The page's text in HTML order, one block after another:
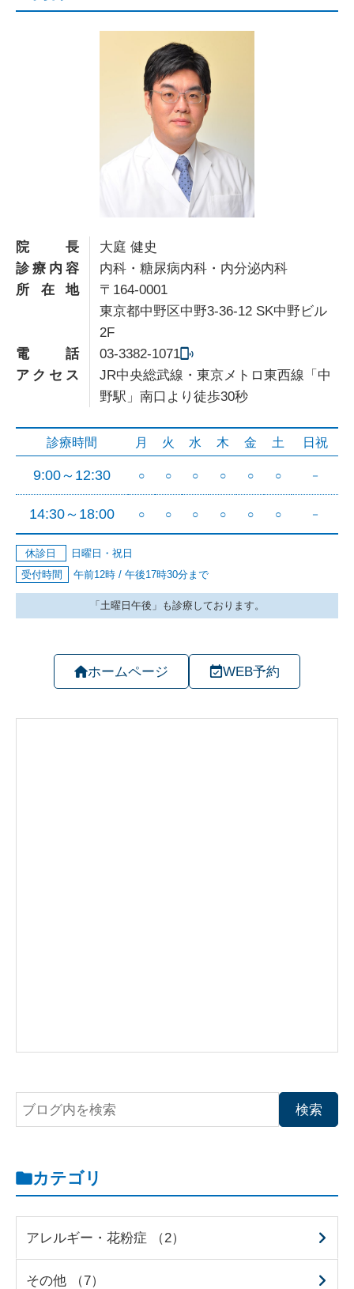
院長
大庭 健史
診療内容
内科・糖尿病内科・内分泌内科
所在地
〒164-0001
東京都中野区中野3-36-12 SK中野ビル
2F
電話
03-3382-1071
アクセス
JR中央総武線・東京メトロ東西線「中
野駅」南口より徒歩30秒
ホームページ WEB予約
カテゴリ
アレルギー・花粉症 （2）
その他 （7）